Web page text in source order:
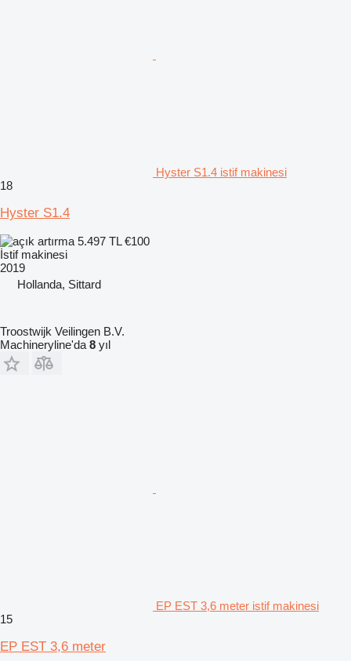
Hyster S1.4 istif makinesi
18
Hyster S1.4
5.497 TL€100
İstif makinesi
2019
Hollanda, Sittard
Troostwijk Veilingen B.V.
Machineryline'da 8 yıl
EP EST 3,6 meter istif makinesi
15
EP EST 3,6 meter